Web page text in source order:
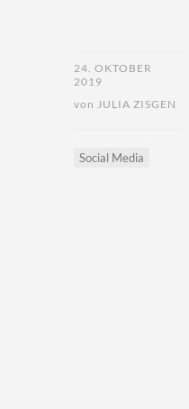
24. OKTOBER
2019
von JULIA ZISGEN
Social Media